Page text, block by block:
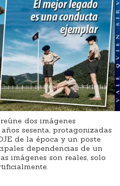
dos imágenes
sesenta, protagonizadas
de la época y un poste
dependencias de un
imágenes son reales, solo